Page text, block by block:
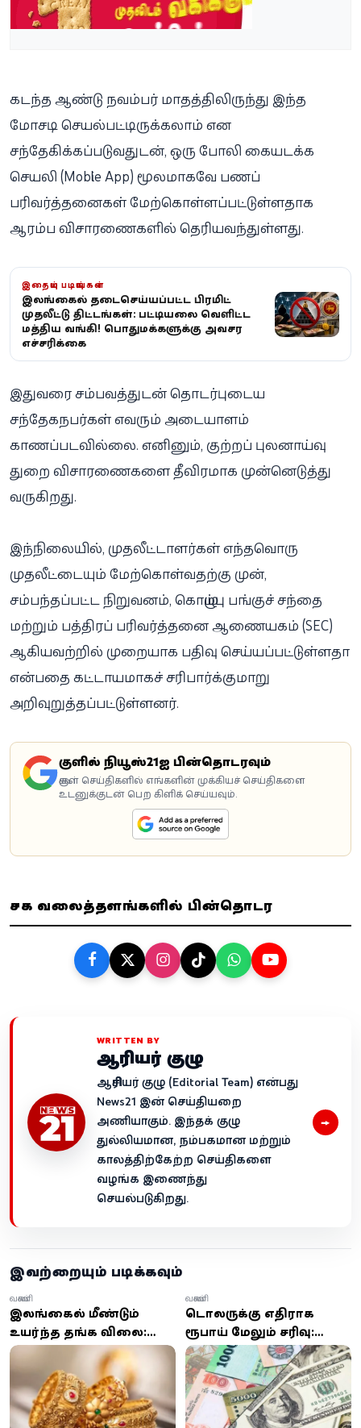
கடந்த ஆண்டு நவம்பர் மாதத்திலிருந்து இந்த
மோசடி செயல்பட்டிருக்கலாம் என
சந்தேகிக்கப்படுவதுடன், ஒரு போலி கையடக்க
செயலி (Mobile App) மூலமாகவே பணப்
பரிவர்த்தனைகள் மேற்கொள்ளப்பட்டுள்ளதாக
ஆரம்ப விசாரணைகளில் தெரியவந்துள்ளது.
இதையும் படியுங்கள்
இலங்கையில் தடைசெய்யப்பட்ட பிரமிட்
முதலீட்டு திட்டங்கள்: பட்டியலை வெளியிட்ட
மத்திய வங்கி! பொதுமக்களுக்கு அவசர
எச்சரிக்கை
இதுவரை சம்பவத்துடன் தொடர்புடைய
சந்தேகநபர்கள் எவரும் அடையாளம்
காணப்படவில்லை. எனினும், குற்றப் புலனாய்வு
துறை விசாரணைகளை தீவிரமாக முன்னெடுத்து
வருகிறது.
இந்நிலையில், முதலீட்டாளர்கள் எந்தவொரு
முதலீட்டையும் மேற்கொள்வதற்கு முன்,
சம்பந்தப்பட்ட நிறுவனம், கொழும்பு பங்குச் சந்தை
மற்றும் பத்திரப் பரிவர்த்தனை ஆணையகம் (SEC)
ஆகியவற்றில் முறையாக பதிவு செய்யப்பட்டுள்ளதா
என்பதை கட்டாயமாகச் சரிபார்க்குமாறு
அறிவுறுத்தப்பட்டுள்ளனர்.
கூகுளில் நியூஸ்21ஐ பின்தொடரவும்
கூகுள் செய்திகளில் எங்களின் முக்கியச் செய்திகளை
உடனுக்குடன் பெற கிளிக் செய்யவும்.
சமூக வலைத்தளங்களில் பின்தொடர
WRITTEN BY
ஆசிரியர் குழு
ஆசிரியர் குழு (Editorial Team) என்பது
News21 இன் செய்தியறை
அணியாகும். இந்தக் குழு
துல்லியமான, நம்பகமான மற்றும்
காலத்திற்கேற்ற செய்திகளை
வழங்க இணைந்து
செயல்படுகிறது.
→
இவற்றையும் படிக்கவும்
இலங்கையில் மீண்டும்
உயர்ந்த தங்க விலை:
இன்று மாலை
வெளியான புதிய விலை
நிலவரம்
வணிகம்
டொலருக்கு எதிராக
ரூபாய் மேலும் சரிவு:
இன்று ஏற்பட்ட மாற்றம்!
வணிகம்